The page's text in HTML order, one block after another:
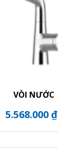
VÒI NƯỚC
5.568.000 ₫